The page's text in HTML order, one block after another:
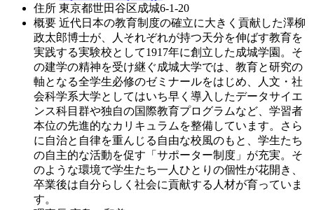
住所 東京都世田谷区成城6-1-20
概要 近代日本の教育制度の確立に大きく貢献した澤柳
政太郎博士が、人それぞれが持つ天分を伸ばす教育を
実践する実験校として1917年に創立した成城学園。そ
の建学の精神を受け継ぐ成城大学では、教育と研究の
軸となる全学生必修のゼミナールをはじめ、人文・社
会科学系大学としてはいち早く導入したデータサイエ
ンス科目群や独自の国際教育プログラムなど、学習者
本位の先進的なカリキュラムを整備しています。さら
に自治と自律を重んじる自由な校風のもと、学生たち
の自主的な活動を促す「サポーター制度」が充実。そ
のような環境で学生たち一人ひとりの個性が花開き、
卒業後は自分らしく社会に貢献する人材が育っていま
す。